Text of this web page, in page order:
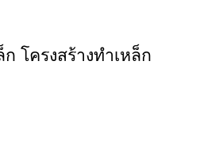
โครงสร้างทำเหล็ก